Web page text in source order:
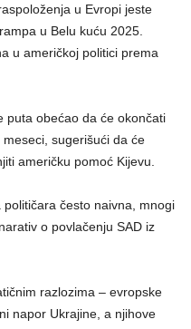
u Evropi jeste
u Belu kuću 2025.
u američkoj politici prema
puta obećao da će okončati
sugerišući da će
američku pomoć Kijevu.
često naivna, mnogi
o povlačenju SAD iz
razlozima – evropske
napor Ukrajine, a njihove